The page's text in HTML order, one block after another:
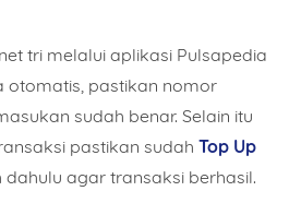
tri melalui aplikasi Pulsapedia
otomatis, pastikan nomor
sudah benar. Selain itu
pastikan sudahTop Up
dahulu agar transaksi berhasil.